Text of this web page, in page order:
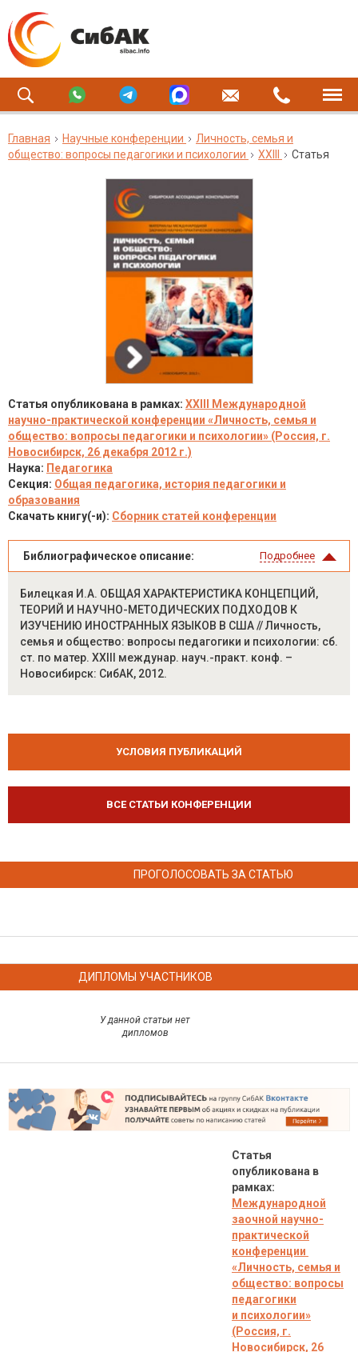
Главная Научные конференции
Личность, семья и
общество: вопросы педагогики и психологии
XXIII Статья
Статья опубликована в рамках: XXIII Международной
научно-практической конференции «Личность, семья и
общество: вопросы педагогики и психологии» (Россия, г.
Новосибирск, 26 декабря 2012 г.)
Наука: Педагогика
Секция: Общая педагогика, история педагогики и
образования
Скачать книгу(-и): Сборник статей конференции
Библиографическое описание: Подробнее
Билецкая И.А. ОБЩАЯ ХАРАКТЕРИСТИКА КОНЦЕПЦИЙ,
ТЕОРИЙ И НАУЧНО-МЕТОДИЧЕСКИХ ПОДХОДОВ К
ИЗУЧЕНИЮ ИНОСТРАННЫХ ЯЗЫКОВ В США // Личность,
семья и общество: вопросы педагогики и психологии: сб.
ст. по матер. XXIII междунар. науч.-практ. конф. –
Новосибирск: СибАК, 2012.
УСЛОВИЯ ПУБЛИКАЦИЙ
ВСЕ СТАТЬИ КОНФЕРЕНЦИИ
ПРОГОЛОСОВАТЬ ЗА СТАТЬЮ
ДИПЛОМЫ УЧАСТНИКОВ
У данной статьи нет
дипломов
Статья
опубликована в
рамках:
Международной
заочной научно-
практической
конференции
«Личность, семья и
общество: вопросы
педагогики
и психологии»
(Россия, г.
Новосибирск, 26